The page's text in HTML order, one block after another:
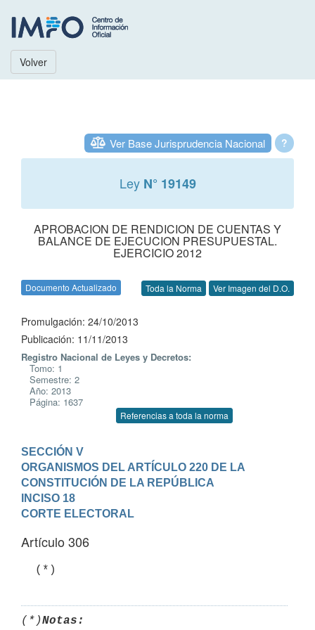
Volver
?
Ver Base Jurisprudencia Nacional
Ley N° 19149
APROBACION DE RENDICION DE CUENTAS Y
BALANCE DE EJECUCION PRESUPUESTAL.
EJERCICIO 2012
Documento Actualizado Toda la Norma Ver Imagen del D.O.
Promulgación: 24/10/2013
Publicación: 11/11/2013
Registro Nacional de Leyes y Decretos:
Tomo: 1
Semestre: 2
Año: 2013
Página: 1637
Referencias a toda la norma
SECCIÓN V
ORGANISMOS DEL ARTÍCULO 220 DE LA
CONSTITUCIÓN DE LA REPÚBLICA
INCISO 18
CORTE ELECTORAL
Artículo 306
  (*)
(*)Notas: